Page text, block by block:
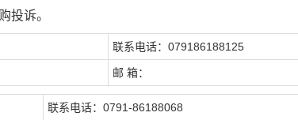
投诉。
联系电话：079186188125
邮 箱：
联系电话：0791-86188068